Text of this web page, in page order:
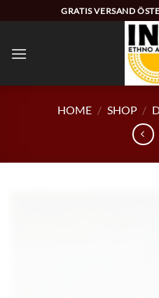
Inhalt
GRATIS VERSAND
HOME / SHOP /